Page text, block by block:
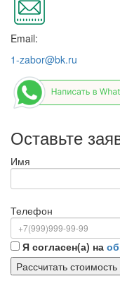
Email:
1-zabor@bk.ru
Оставьте
Имя
Телефон
Я согласен(а) на